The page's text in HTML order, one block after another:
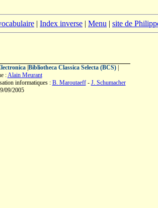
| Index inverse | Menu | site de
| Bibliotheca Classica Selecta (BCS)|
:Alain Meurant
informatiques : B. Maroutaeff- J. Schumacher
09/2005